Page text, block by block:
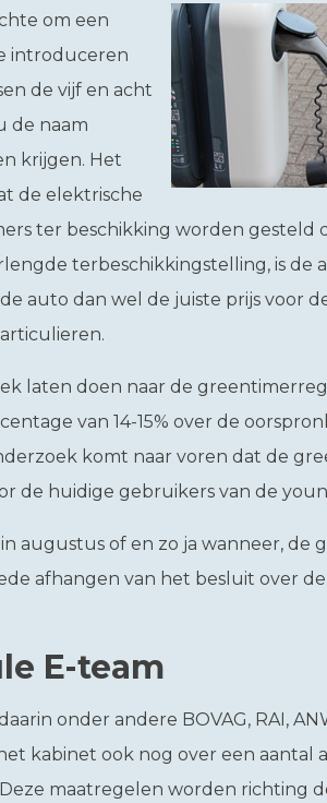
om een
introduceren
de vijf en acht
de naam
krijgen. Het
de elektrische
ter beschikking worden gesteld
terbeschikkingstelling, is de
auto dan wel de juiste prijs voor
laten doen naar de
van 14-15% over de
komt naar voren dat de
de huidige gebruikers van de
augustus of en zo ja wanneer, de
afhangen van het besluit over de
E-team
onder andere BOVAG, RAI,
kabinet ook nog over een aantal
maatregelen worden richting